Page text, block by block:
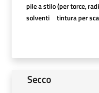
pile a stilo (per torce,
solventi
tintura per
Secco